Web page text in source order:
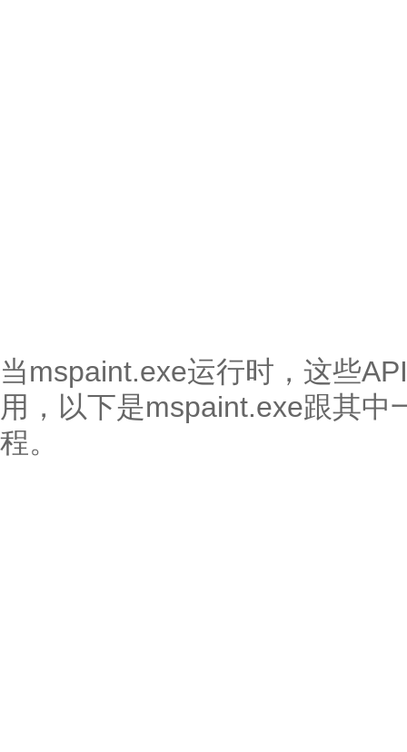
当mspaint.exe运行时，这些
用，以下是mspaint.exe跟其中
程。